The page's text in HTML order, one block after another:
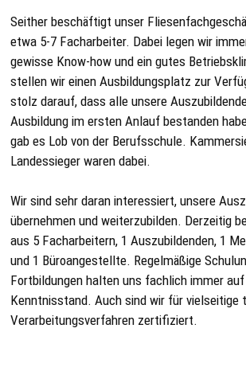
Seither beschäftigt unser
etwa 5-7 Facharbeiter. Dabei legen wir
gewisse Know-how und ein gutes
stellen wir einen Ausbildungsplatz zur
stolz darauf, dass alle unsere
Ausbildung im ersten Anlauf bestanden
gab es Lob von der Berufsschule.
Landessieger waren dabei.
Wir sind sehr daran interessiert, unsere
übernehmen und weiterzubilden. Derzeitig
aus 5 Facharbeitern, 1 Auszubildenden, 1
und 1 Büroangestellte. Regelmäßige
Fortbildungen halten uns fachlich immer
Kenntnisstand. Auch sind wir für vielseitige
Verarbeitungsverfahren zertifiziert.